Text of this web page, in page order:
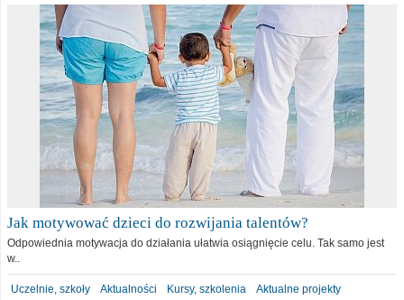
Jak motywować dzieci do rozwijania talentów?
Odpowiednia motywacja do działania ułatwia osiągnięcie celu. Tak samo jest
w..
Uczelnie, szkoły Aktualności Kursy, szkolenia
Aktualne projekty